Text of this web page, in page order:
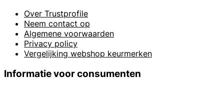
Over Trustprofile
Neem contact op
Algemene voorwaarden
Privacy policy
Vergelijking webshop keurmerken
Informatie voor consumenten